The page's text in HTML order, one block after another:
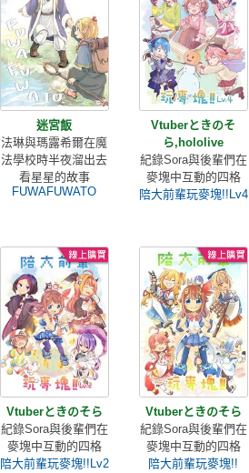
迷宮飯
法琳與瑪露希爾在魔
法學校時半夜溜出去
看星星的故事
FUWAFUWATO
Vtuberときのそ
ら,hololive
紀錄Sora與後輩們在
麥塊中互動的四格
陪大前輩玩麥塊!!Lv4
Vtuberときのそら
紀錄Sora與後輩們在
麥塊中互動的四格
陪大前輩玩麥塊!!Lv2
Vtuberときのそら
紀錄Sora與後輩們在
麥塊中互動的四格
陪大前輩玩麥塊!!